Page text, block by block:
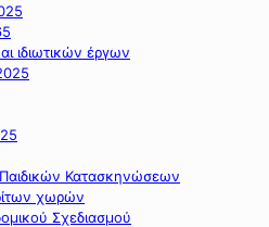
ιδιωτικών έργων
Παιδικών Κατασκηνώσεων
χωρών
Σχεδιασμού